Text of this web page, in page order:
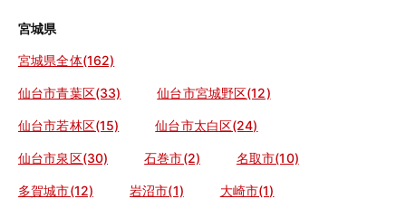
宮城県
宮城県全体(162)
仙台市青葉区(33) 仙台市宮城野区(12)
仙台市若林区(15) 仙台市太白区(24)
仙台市泉区(30) 石巻市(2) 名取市(10)
多賀城市(12) 岩沼市(1) 大崎市(1)